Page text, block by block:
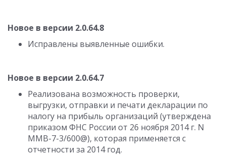
Новое в версии 2.0.64.8
Исправлены выявленные ошибки.
Новое в версии 2.0.64.7
Реализована возможность проверки,
выгрузки, отправки и печати декларации по
налогу на прибыль организаций (утверждена
приказом ФНС России от 26 ноября 2014 г. N
ММВ-7-3/600@), которая применяется с
отчетности за 2014 год.